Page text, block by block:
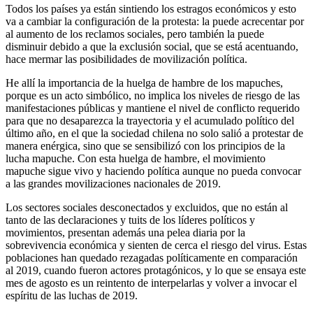
Todos los países ya están sintiendo los estragos económicos y esto
va a cambiar la configuración de la protesta: la puede acrecentar por
al aumento de los reclamos sociales, pero también la puede
disminuir debido a que la exclusión social, que se está acentuando,
hace mermar las posibilidades de movilización política.
He allí la importancia de la huelga de hambre de los mapuches,
porque es un acto simbólico, no implica los niveles de riesgo de las
manifestaciones públicas y mantiene el nivel de conflicto requerido
para que no desaparezca la trayectoria y el acumulado político del
último año, en el que la sociedad chilena no solo salió a protestar de
manera enérgica, sino que se sensibilizó con los principios de la
lucha mapuche. Con esta huelga de hambre, el movimiento
mapuche sigue vivo y haciendo política aunque no pueda convocar
a las grandes movilizaciones nacionales de 2019.
Los sectores sociales desconectados y excluidos, que no están al
tanto de las declaraciones y tuits de los líderes políticos y
movimientos, presentan además una pelea diaria por la
sobrevivencia económica y sienten de cerca el riesgo del virus. Estas
poblaciones han quedado rezagadas políticamente en comparación
al 2019, cuando fueron actores protagónicos, y lo que se ensaya este
mes de agosto es un reintento de interpelarlas y volver a invocar el
espíritu de las luchas de 2019.